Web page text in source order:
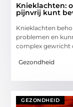
Knieklachten:
pijnvrij kunt
Knieklachten
problemen en
complex gewricht
Gezondheid
GEZONDHEID